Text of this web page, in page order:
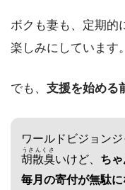
ボクも妻も、定期的
楽しみにしています。
でも、 支援を始める
ワールドビジョン
胡散臭
うさんくさ
いけど、 ち
毎月の寄付が無駄に